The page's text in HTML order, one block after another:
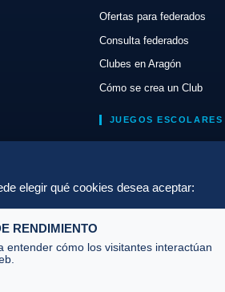
Ofertas para federados
Consulta federados
Clubes en Aragón
Cómo se crea un Club
JUEGOS ESCOLARES
elegir qué cookies desea aceptar:
RENDIMIENTO
entender cómo los visitantes interactúan